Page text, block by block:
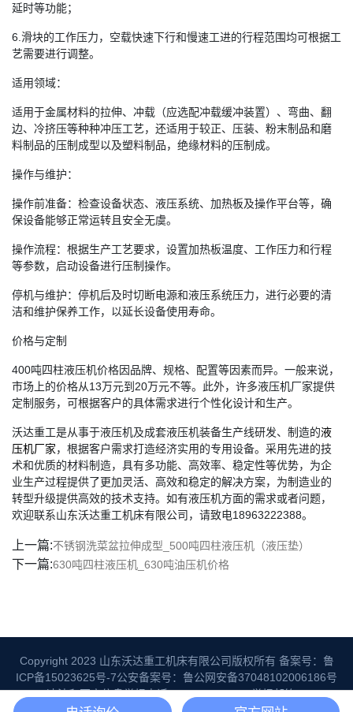
延时等功能；
6.滑块的工作压力，空载快速下行和慢速工进的行程范围均可根据工
艺需要进行调整。
适用领域：
适用于金属材料的拉伸、冲载（应选配冲载缓冲装置）、弯曲、翻
边、冷挤压等种种冲压工艺，还适用于较正、压装、粉末制品和磨
料制品的压制成型以及塑料制品，绝缘材料的压制成。
操作与维护：
操作前准备：检查设备状态、液压系统、加热板及操作平台等，确
保设备能够正常运转且安全无虞。
操作流程：根据生产工艺要求，设置加热板温度、工作压力和行程
等参数，启动设备进行压制操作。
停机与维护：停机后及时切断电源和液压系统压力，进行必要的清
洁和维护保养工作，以延长设备使用寿命。
价格与定制
400吨四柱液压机价格因品牌、规格、配置等因素而异。一般来说，
市场上的价格从13万元到20万元不等。此外，许多液压机厂家提供
定制服务，可根据客户的具体需求进行个性化设计和生产。
沃达重工是从事于液压机及成套液压机装备生产线研发、制造的液
压机厂家，根据客户需求打造经济实用的专用设备。采用先进的技
术和优质的材料制造，具有多功能、高效率、稳定性等优势，为企
业生产过程提供了更加灵活、高效和稳定的解决方案，为制造业的
转型升级提供高效的技术支持。如有液压机方面的需求或者问题，
欢迎联系山东沃达重工机床有限公司，请致电18963222388。
上一篇:不锈钢洗菜盆拉伸成型_500吨四柱液压机（液压垫）
下一篇:630吨四柱液压机_630吨油压机价格
Copyright 2023 山东沃达重工机床有限公司版权所有 备案号：鲁
ICP备15023625号-7公安备案号：鲁公网安备37048102006186号
违法和不良信息举报电话：06325992067 举报邮箱：